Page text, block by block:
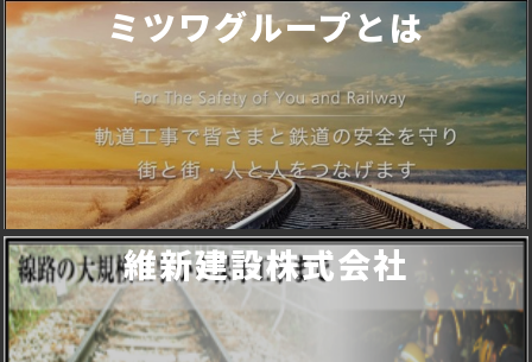
ミツワグループとは
維新建設株式会社